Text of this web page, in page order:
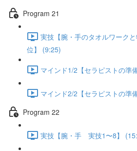
Program 21
実技【腕・手のタオルワーク
位】 (9:25)
マインド1/2【セラピストの準
マインド2/2【セラピストの準
Program 22
実技【腕・手 実技1〜8】